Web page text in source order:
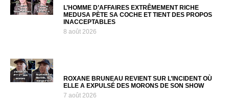
L’HOMME D’AFFAIRES EXTRÊMEMENT RICHE
MEDUSA PÈTE SA COCHE ET TIENT DES PROPOS
INACCEPTABLES
8 août 2026
ROXANE BRUNEAU REVIENT SUR L’INCIDENT OÙ
ELLE A EXPULSÉ DES MORONS DE SON SHOW
7 août 2026